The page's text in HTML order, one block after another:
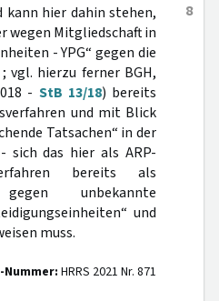
8
kann hier dahin stehen,
wegen Mitgliedschaft in
- YPG“ gegen die
vgl. hierzu ferner BGH,
- StB 13/18) bereits
und mit Blick
Tatsachen“ in der
sich das hier als ARP-
bereits als
gegen unbekannte
und
muss.
Nummer: HRRS 2021 Nr. 871